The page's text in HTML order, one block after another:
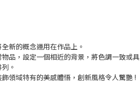
新的概念運用在作品上。
品，設定一個相近的背景，將色調一致或具
。
領域特有的美感體悟，創新風格令人驚艷 !